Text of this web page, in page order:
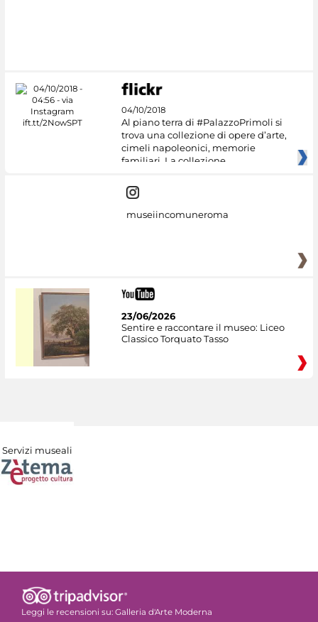
04/10/2018
Al piano terra di #PalazzoPrimoli si
trova una collezione di opere d’arte,
cimeli napoleonici, memorie
familiari. La collezione
museiincomuneroma
23/06/2026
Sentire e raccontare il museo: Liceo
Classico Torquato Tasso
Servizi museali
Leggi le recensioni su: Galleria d'Arte Moderna